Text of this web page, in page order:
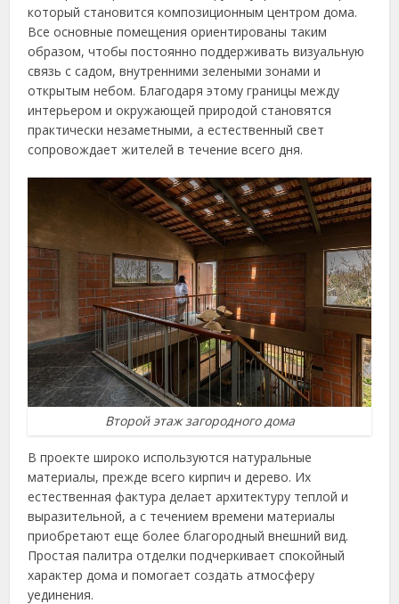
который становится композиционным центром дома.
Все основные помещения ориентированы таким
образом, чтобы постоянно поддерживать визуальную
связь с садом, внутренними зелеными зонами и
открытым небом. Благодаря этому границы между
интерьером и окружающей природой становятся
практически незаметными, а естественный свет
сопровождает жителей в течение всего дня.
Второй этаж загородного дома
В проекте широко используются натуральные
материалы, прежде всего кирпич и дерево. Их
естественная фактура делает архитектуру теплой и
выразительной, а с течением времени материалы
приобретают еще более благородный внешний вид.
Простая палитра отделки подчеркивает спокойный
характер дома и помогает создать атмосферу
уединения.